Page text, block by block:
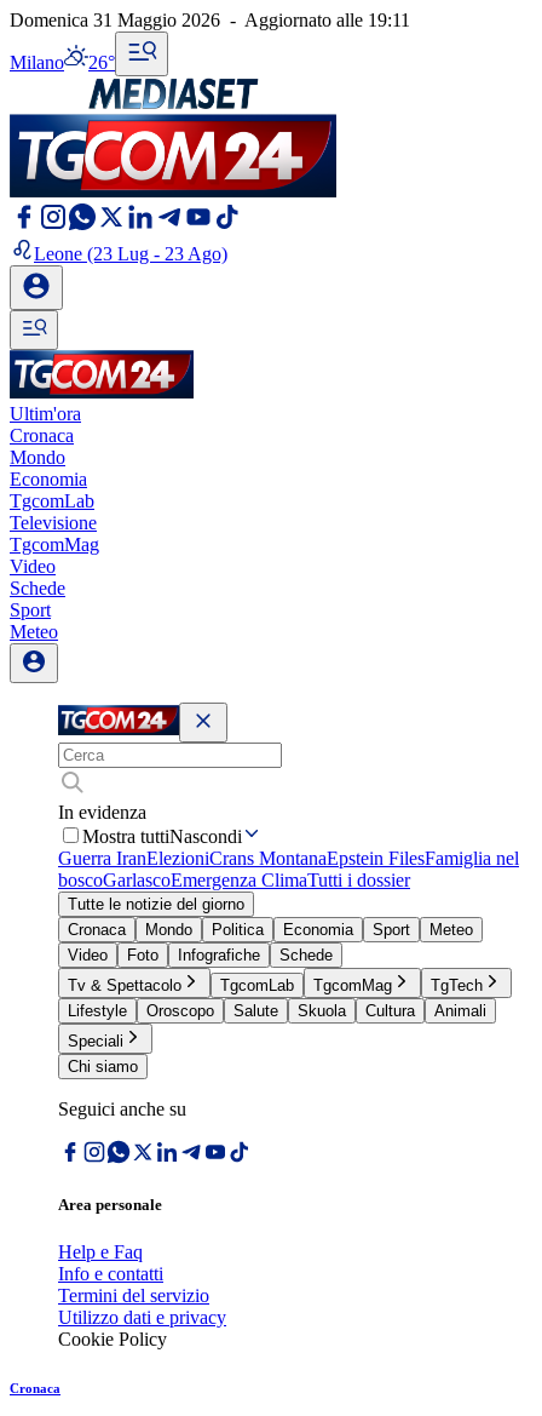
Domenica 31 Maggio 2026 - Aggiornato alle 19:11
Milano 26°
Leone (23 Lug - 23 Ago)
Ultim'ora
Cronaca
Mondo
Economia
TgcomLab
Televisione
TgcomMag
Video
Schede
Sport
Meteo
In evidenza
Mostra tuttiNascondi
Guerra IranElezioniCrans MontanaEpstein FilesFamiglia nel
boscoGarlascoEmergenza ClimaTutti i dossier
Tutte le notizie del giorno
Cronaca
Mondo Politica Economia Sport
Meteo
Video
Foto Infografiche
Schede
Tv & Spettacolo
TgcomLab TgcomMag
TgTech
Lifestyle
Oroscopo Salute Skuola Cultura
Animali
Speciali
Chi siamo
Seguici anche su
Area personale
Help e Faq
Info e contatti
Termini del servizio
Utilizzo dati e privacy
Cookie Policy
Cronaca